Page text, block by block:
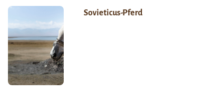
Sovieticus-Pferd